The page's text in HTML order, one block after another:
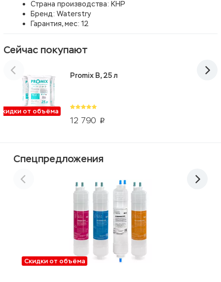
Страна производства: КНР
Бренд: Waterstry
Гарантия, мес: 12
Сейчас покупают
от объёма
12 790 p
Promix B, 25 л
Спецпредложения
Скидки от объёма